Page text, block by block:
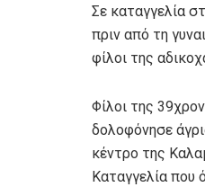
Σε καταγγελία
πριν από τη
φίλοι της
Φίλοι της
δολοφόνησε
κέντρο της
Καταγγελία που